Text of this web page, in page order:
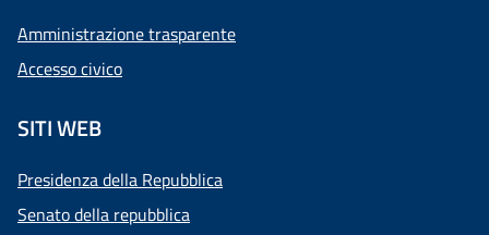
Amministrazione trasparente
Accesso civico
SITI WEB
Presidenza della Repubblica
Senato della repubblica